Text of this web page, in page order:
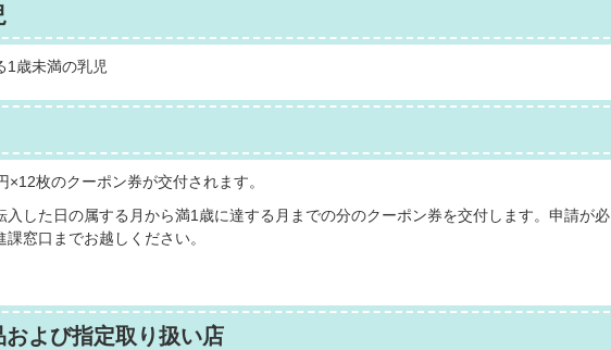
1歳未満の乳児
×12枚のクーポン券が交付されます。
した日の属する月から満1歳に達する月までの分のクーポン券を交付します。申請が必
窓口までお越しください。
および指定取り扱い店